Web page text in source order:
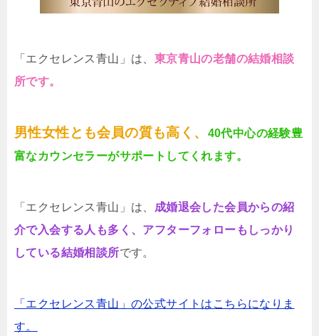
「エクセレンス青山」は、 東京青山の老舗の結婚相談
所です。
男性女性とも会員の質も高く、
40代中心の経験豊
富なカウンセラーがサポートしてくれます。
「エクセレンス青山」は、 成婚退会した会員からの紹
介で入会する人も多く、アフターフォローもしっかり
している結婚相談所です。
「エクセレンス青山」の公式サイトはこちらになりま
す。